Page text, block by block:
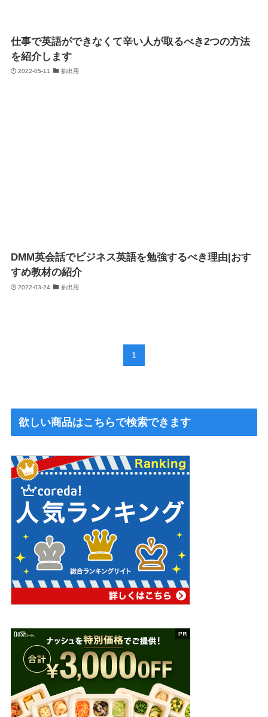
仕事で英語ができなくて辛い人が取るべき2つの方法
を紹介します
2022-05-11 抽出用
DMM英会話でビジネス英語を勉強するべき理由|おす
すめ教材の紹介
2022-03-24 抽出用
1
欲しい商品はこちらで検索できます